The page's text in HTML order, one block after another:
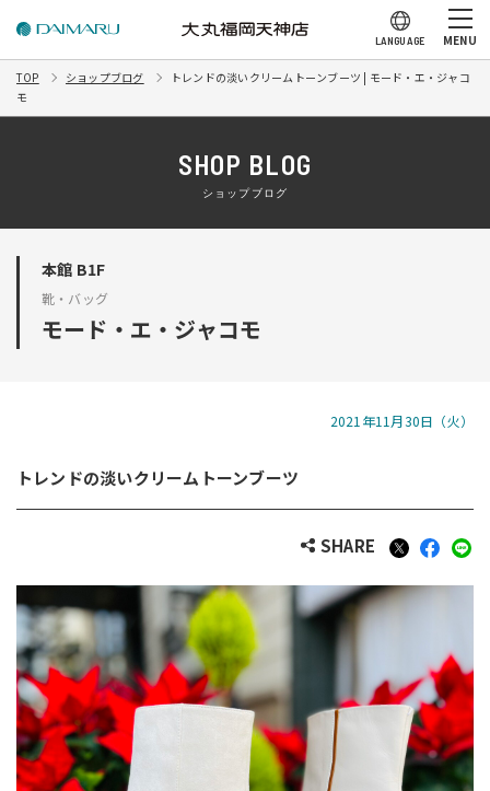
LANGUAGE MENU
TOP ショップブログ
トレンドの淡いクリームトーンブーツ | モード・エ・ジャコ
モ
SHOP BLOG
ショップブログ
本館 B1F
靴・バッグ
モード・エ・ジャコモ
2021年11月30日（火）
トレンドの淡いクリームトーンブーツ
SHARE